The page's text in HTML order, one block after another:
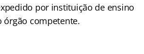
por instituição de ensino
órgão competente.